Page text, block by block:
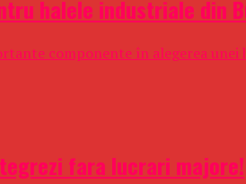
halele industriale din
componente în alegerea
fara lucrari majore!